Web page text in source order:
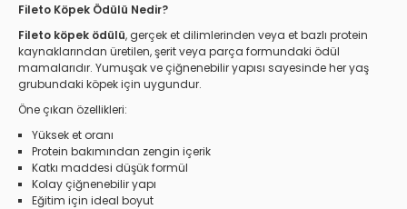
Fileto Köpek Ödülü Nedir?
Fileto köpek ödülü, gerçek et dilimlerinden veya et bazlı protein
kaynaklarından üretilen, şerit veya parça formundaki ödül
mamalarıdır. Yumuşak ve çiğnenebilir yapısı sayesinde her yaş
grubundaki köpek için uygundur.
Öne çıkan özellikleri:
Yüksek et oranı
Protein bakımından zengin içerik
Katkı maddesi düşük formül
Kolay çiğnenebilir yapı
Eğitim için ideal boyut